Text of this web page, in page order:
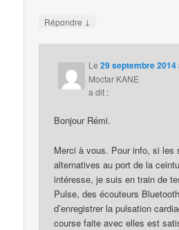
Répondre ↓
Le29 septembre 2014
Moctar KANE
a dit :
Bonjour Rémi.
Merci à vous. Pour info, si les
alternatives au port de la
intéresse, je suis en train de
Pulse, des écouteurs
d’enregistrer la pulsation
course faite avec elles est